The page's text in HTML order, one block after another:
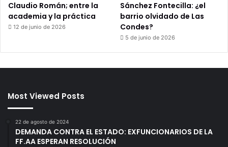
Claudio Román; entre la
academia y la práctica
12 de junio de 2026
Sánchez Fontecilla: ¿el
barrio olvidado de Las
Condes?
5 de junio de 2026
Most Viewed Posts
22 de agosto de 2024
DEMANDA CONTRA EL ESTADO: EXFUNCIONARIOS DE LA
FF.AA ESPERAN RESOLUCIÓN